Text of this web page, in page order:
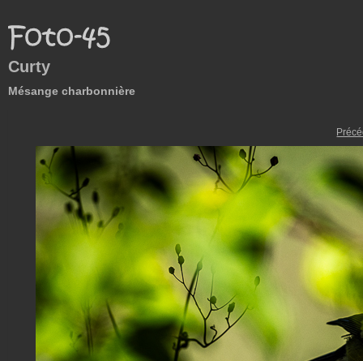
Curty
Mésange charbonnière